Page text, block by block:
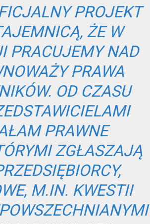
PROJEKT
ŻE W
PRACUJEMY NAD
PRAWA
OD CZASU
PRAWNE
ZGŁASZAJĄ
M.IN. KWESTII